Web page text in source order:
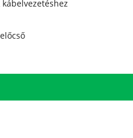
kábelvezetéshez